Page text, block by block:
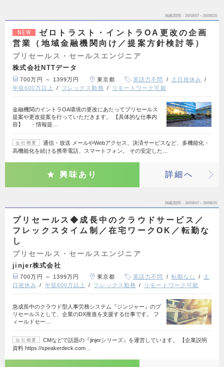
掲載期間 26/08/07～26/08/20
NEW
ゼロトラスト・イントラOA更改の企画
営業（地域金融機関向け／提案方針検討等）
プリセールス・セールスエンジニア
株式会社NTTデータ
700万円 ～ 1399万円 東京都 英語力不問
土日祝休み
年収600万以上
フレックス勤務 リモートワーク可能
金融機関のイントラOA環境の更改にあたってプリセールス
提案や更改提案を行っていただきます。 【具体的な仕事内
容】 ・情報提…
会社概要
通信・放送 メールやWebアクセス、決済サービスなど、多機能化・
高機能化を続ける携帯電話、スマートフォン。 その安定した…
興味あり 詳細へ
掲載期間 26/08/07～26/08/20
プリセールス◆成長中のクラウドサービス／
フレックスタイム制／在宅ワークOK／転勤な
し
プリセールス・セールスエンジニア
jinjer株式会社
700万円 ～ 1399万円 東京都 英語力不問 転勤なし
土
日祝休み
年収600万以上 フレックス勤務 リモートワーク可能
急成長中のクラウド型人事労務システム『ジンジャー』のプ
リセールスとして、企業のDX推進を支援する仕事です。 フ
ィールドセー…
会社概要
CMなどで話題の『jinjerシリーズ』を運営しています。 【企業説明
資料 https://speakerdeck.com…